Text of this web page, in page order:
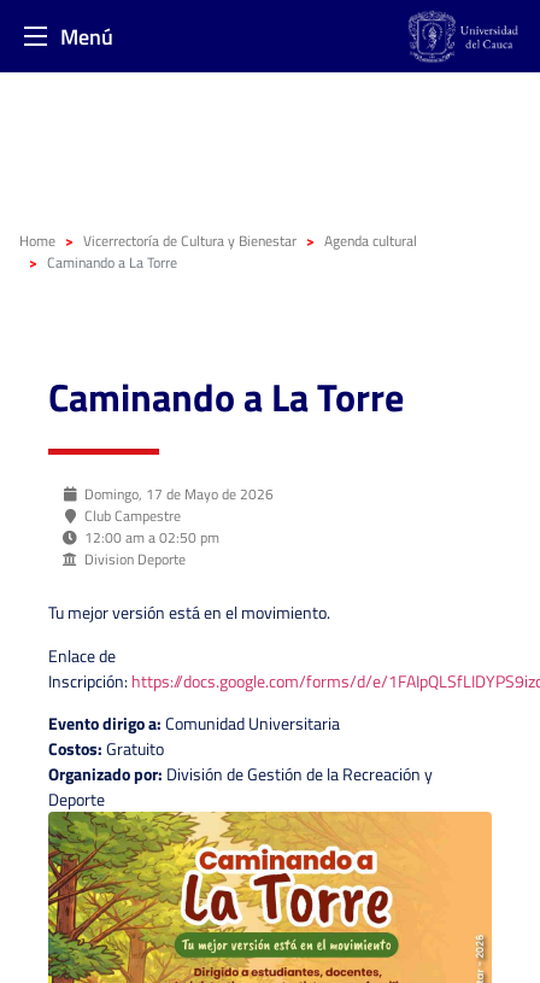
Menú
Home Vicerrectoría de Cultura y Bienestar
Agenda cultural
Caminando a La Torre
Caminando a La Torre
Domingo, 17 de Mayo de 2026
Club Campestre
12:00 am a 02:50 pm
Division Deporte
Tu mejor versión está en el movimiento.
Enlace de
Inscripción:https://docs.google.com/forms/d/e/
Evento dirigo a:Comunidad Universitaria
Costos:Gratuito
Organizado por: División de Gestión de la Recreación y
Deporte